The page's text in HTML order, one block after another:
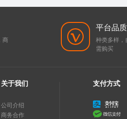
商
平台品质
种类多样，
需购买
关于我们
公司介绍
商务合作
支付方式